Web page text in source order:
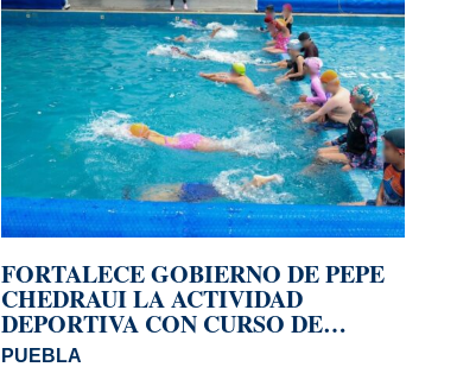
FORTALECE GOBIERNO DE PEPE
CHEDRAUI LA ACTIVIDAD
DEPORTIVA CON CURSO DE
VERANO IMPARABLE 2026
PUEBLA